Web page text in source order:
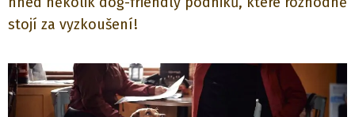
stojí za vyzkoušení!